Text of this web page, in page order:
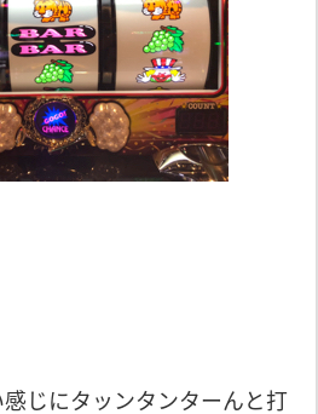
じにタッンタンターんと打